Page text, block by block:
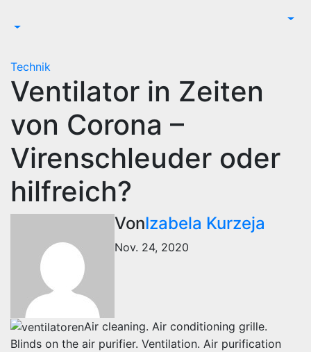
Technik
Ventilator in Zeiten
von Corona –
Virenschleuder oder
hilfreich?
VonIzabela Kurzeja
Nov. 24, 2020
Air cleaning. Air conditioning grille.
Blinds on the air purifier. Ventilation. Air purification